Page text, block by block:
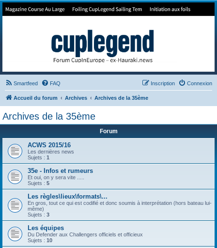
Forum de Cup In Europe
Smartfeed FAQ Connexion
Inscription
Accueil du forum Archives Archives de la 35ème
Archives de la 35ème
Forum
ACWS 2015/16
Les dernières news
Sujets : 1
35e - Infos et rumeurs
Et oui, on y sera vite .....
Sujets : 5
Les règles\lieux\formats\...
En gros, tout ce qui est codifié et donc soumis à interprétation (hors bateau lui-
même)
Sujets : 3
Les équipes
Du Defender aux Challengers officiels et officieux
Sujets : 10